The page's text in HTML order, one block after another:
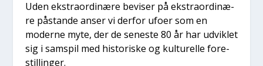
Uden ekstra­or­di­næ­re bevi­ser på ekstra­or­di­næ­
re påstan­de anser vi der­for ufo­er som en
moder­ne myte, der de sene­ste 80 år har udvik­let
sig i sam­spil med histo­ri­ske og kul­tu­rel­le fore­
stil­lin­ger.